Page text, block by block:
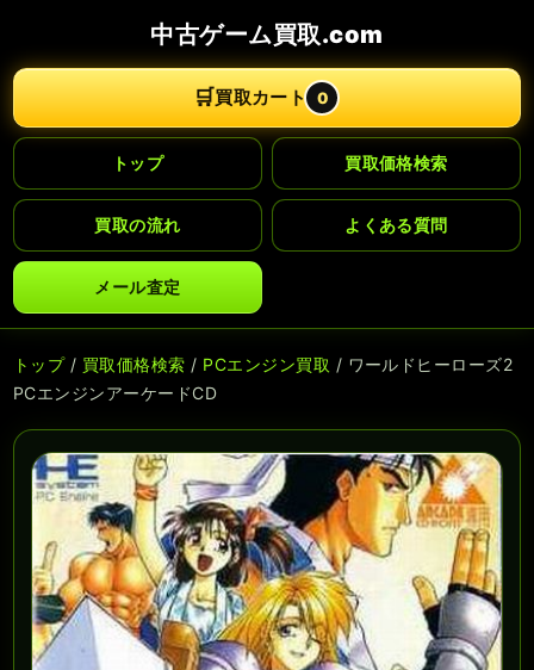
中古ゲーム買取.com
🛒買取カート 0
トップ 買取価格検索
買取の流れ よくある質問
メール査定
トップ/ 買取価格検索 / PCエンジン買取 / ワールドヒーローズ2
PCエンジンアーケードCD